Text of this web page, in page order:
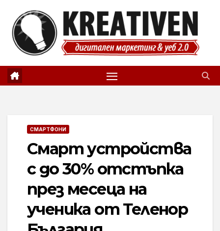
content
СМАРТФОНИ
Смарт устройства
с до 30% отстъпка
през месеца на
ученика от Теленор